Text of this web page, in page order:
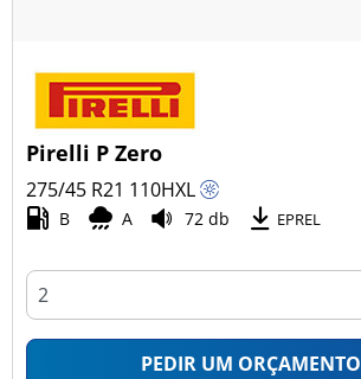
Pirelli P Zero
275/45 R21 110HXL
B A 72 db EPREL
PEDIR UM ORÇAMENTO